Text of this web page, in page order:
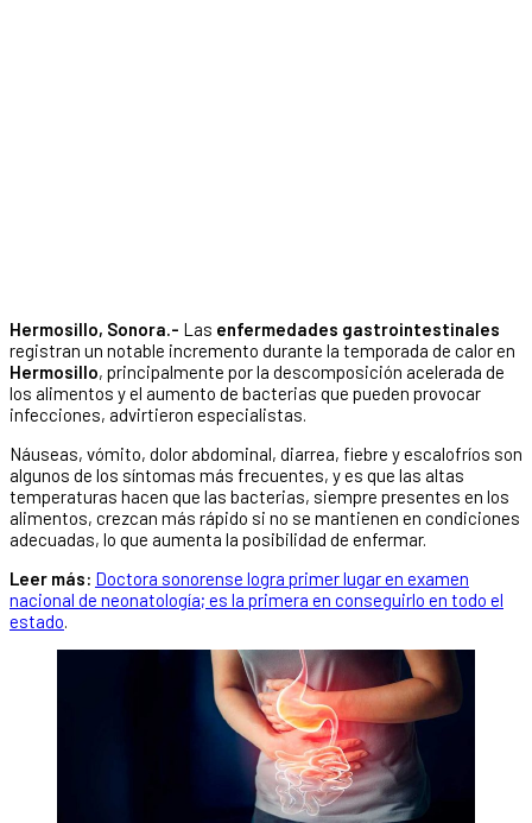
Hermosillo, Sonora.- Las enfermedades gastrointestinales
registran un notable incremento durante la temporada de calor en
Hermosillo, principalmente por la descomposición acelerada de
los alimentos y el aumento de bacterias que pueden provocar
infecciones, advirtieron especialistas.
Náuseas, vómito, dolor abdominal, diarrea, fiebre y escalofríos son
algunos de los síntomas más frecuentes, y es que las altas
temperaturas hacen que las bacterias, siempre presentes en los
alimentos, crezcan más rápido si no se mantienen en condiciones
adecuadas, lo que aumenta la posibilidad de enfermar.
Leer más: Doctora sonorense logra primer lugar en examen
nacional de neonatología; es la primera en conseguirlo en todo el
estado.